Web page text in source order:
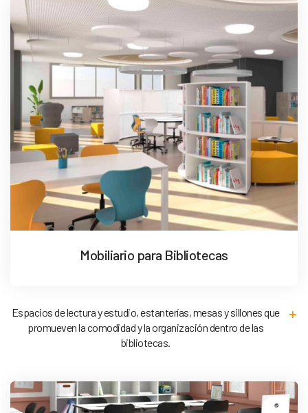
Mobiliario para Bibliotecas
Espacios de lectura y estudio, estanterías, mesas y sillones que
promueven la comodidad y la organización dentro de las
bibliotecas.